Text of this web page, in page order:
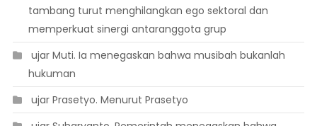
tambang turut menghilangkan ego sektoral dan
memperkuat sinergi antaranggota grup
 ujar Muti. Ia menegaskan bahwa musibah bukanlah
hukuman
 ujar Prasetyo. Menurut Prasetyo